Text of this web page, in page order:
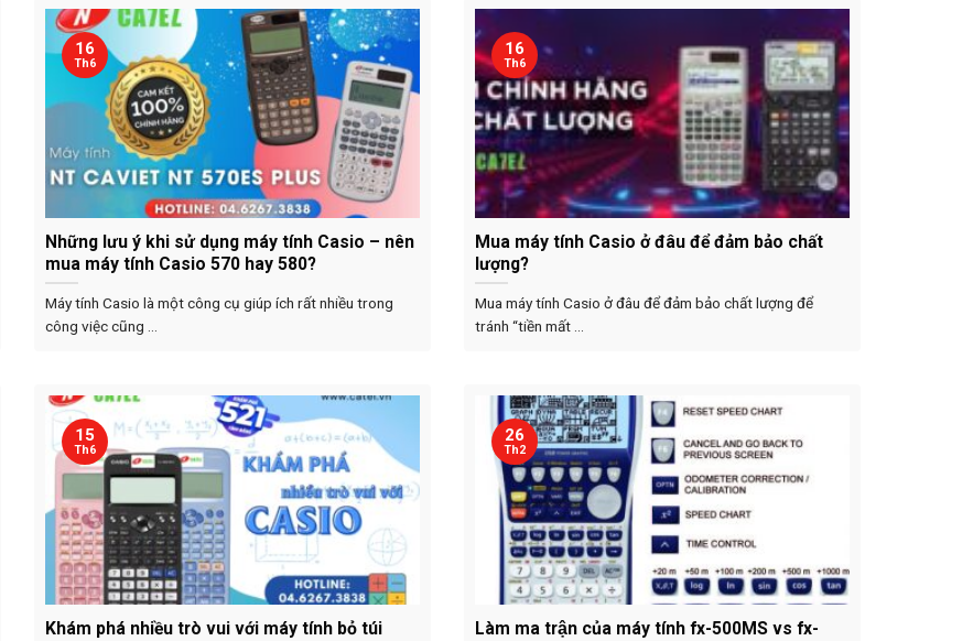
Những lưu ý khi sử dụng máy tính Casio – nên
mua máy tính Casio 570 hay 580?
Máy tính Casio là một công cụ giúp ích rất nhiều trong
công việc cũng ...
16
Th6
Mua máy tính Casio ở đâu để đảm bảo chất
lượng?
Mua máy tính Casio ở đâu để đảm bảo chất lượng để
tránh “tiền mất ...
16
Th6
Khám phá nhiều trò vui với máy tính bỏ túi
15
Th6
Làm ma trận của máy tính fx-500MS vs fx-
26
Th2